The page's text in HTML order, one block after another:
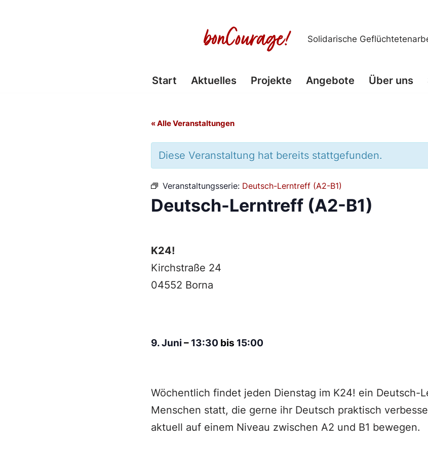
Solidarische
Start Aktuelles Projekte Angebote Über uns
« Alle Veranstaltungen
Diese Veranstaltung hat bereits stattgefunden.
Veranstaltungsserie: Deutsch-Lerntreff (A2-B1)
Deutsch-Lerntreff (A2-B1)
K24!
Kirchstraße 24
04552 Borna
9. Juni – 13:30 bis 15:00
Wöchentlich findet jeden Dienstag im K24! ein Deutsch-
Menschen statt, die gerne ihr Deutsch praktisch
aktuell auf einem Niveau zwischen A2 und B1 bewegen.